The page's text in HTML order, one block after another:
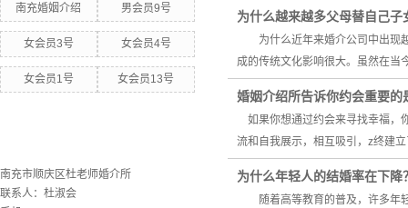
南充婚姻介绍 男会员9号
女会员3号 女会员4号
女会员1号 女会员13号
南充市顺庆区杜老师婚介所
联系人：杜淑会
为什么越来越多父母替自己子
为什么近年来婚介公司中出现越
成的传统文化影响很大。虽然在当
婚姻介绍所告诉你约会重要的
如果你想通过约会来寻找幸福，
流和自我展示，相互吸引，z终建
为什么年轻人的结婚率在下降
随着高等教育的普及，许多年轻